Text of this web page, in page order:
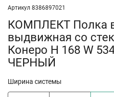
Артикул 8386897021
КОМПЛЕКТ Полка
выдвижная со
Конеро H 168 W
ЧЕРНЫЙ
Ширина системы